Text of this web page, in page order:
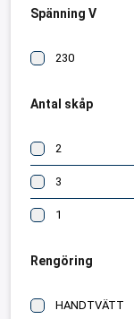
Spänning V
230
Antal skåp
2
3
1
Rengöring
HANDTVÄTT